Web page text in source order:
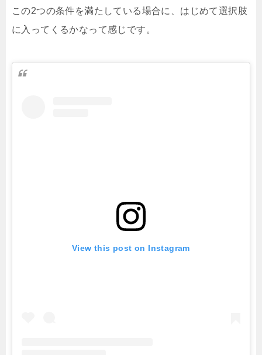
この2つの条件を満たしている場合に、はじめて選択肢
に入ってくるかなって感じです。
View this post on Instagram